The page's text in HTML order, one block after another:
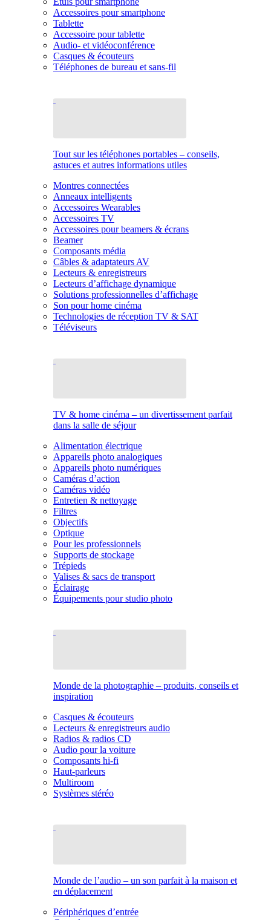
Accessoires pour smartphone
Tablette
Accessoire pour tablette
Audio- et vidéoconférence
Casques & écouteurs
Téléphones de bureau et sans-fil
Tout sur les téléphones portables – conseils,
astuces et autres informations utiles
Montres connectées
Anneaux intelligents
Accessoires Wearables
Accessoires TV
Accessoires pour beamers & écrans
Beamer
Composants média
Câbles & adaptateurs AV
Lecteurs & enregistreurs
Lecteurs d’affichage dynamique
Solutions professionnelles d’affichage
Son pour home cinéma
Technologies de réception TV & SAT
Téléviseurs
TV & home cinéma – un divertissement parfait
dans la salle de séjour
Alimentation électrique
Appareils photo analogiques
Appareils photo numériques
Caméras d’action
Caméras vidéo
Entretien & nettoyage
Filtres
Objectifs
Optique
Pour les professionnels
Supports de stockage
Trépieds
Valises & sacs de transport
Éclairage
Équipements pour studio photo
Monde de la photographie – produits, conseils et
inspiration
Casques & écouteurs
Lecteurs & enregistreurs audio
Radios & radios CD
Audio pour la voiture
Composants hi-fi
Haut-parleurs
Multiroom
Systèmes stéréo
Monde de l’audio – un son parfait à la maison et
en déplacement
Périphériques d’entrée